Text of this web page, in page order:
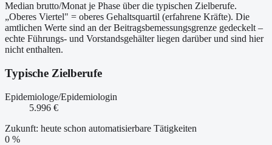
Median brutto/Monat je Phase über die typischen Zielberufe.
„Oberes Viertel" = oberes Gehaltsquartil (erfahrene Kräfte). Die
amtlichen Werte sind an der Beitragsbemessungsgrenze gedeckelt –
echte Führungs- und Vorstandsgehälter liegen darüber und sind hier
nicht enthalten.
Typische Zielberufe
Epidemiologe/Epidemiologin
5.996 €
Zukunft: heute schon automatisierbare Tätigkeiten
0 %